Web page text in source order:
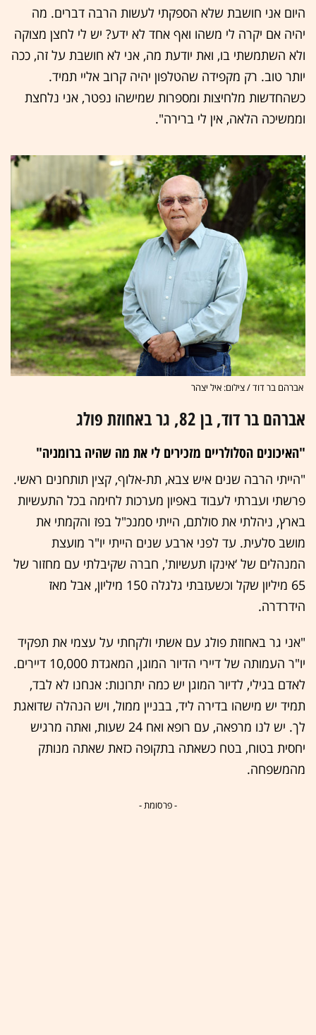
היום אני חושבת שלא הספקתי לעשות הרבה דברים. מה
יהיה אם יקרה לי משהו ואף אחד לא ידע? יש לי לחצן מצוקה
ולא השתמשתי בו, ואת יודעת מה, אני לא חושבת על זה, ככה
יותר טוב. רק מקפידה שהטלפון יהיה קרוב אליי תמיד.
כשהחדשות מלחיצות ומספרות שמישהו נפטר, אני נלחצת
וממשיכה הלאה, אין לי ברירה".
אברהם בר דוד / צילום: איל יצהר
אברהם בר דוד, בן 82, גר באחוזת פולג
"האיכונים הסלולריים מזכירים לי את מה שהיה ברומניה"
"הייתי הרבה שנים איש צבא, תת-אלוף, קצין תותחנים ראשי.
פרשתי ועברתי לעבוד באפיון מערכות לחימה בכל התעשיות
בארץ, ניהלתי את סולתם, הייתי סמנכ"ל בפז והקמתי את
מושב סלעית. עד לפני ארבע שנים הייתי יו"ר מועצת
המנהלים של ‘אינקו תעשיות', חברה שקיבלתי עם מחזור של
65 מיליון שקל וכשעזבתי גלגלה 150 מיליון, אבל מאז
הידרדרה.
"אני גר באחוזת פולג עם אשתי ולקחתי על עצמי את תפקיד
יו"ר העמותה של דיירי הדיור המוגן, המאגדת 10,000 דיירים.
לאדם בגילי, לדיור המוגן יש כמה יתרונות: אנחנו לא לבד,
תמיד יש מישהו בדירה ליד, בבניין ממול, ויש הנהלה שדואגת
לך. יש לנו מרפאה, עם רופא ואח 24 שעות, ואתה מרגיש
יחסית בטוח, בטח כשאתה בתקופה כזאת שאתה מנותק
מהמשפחה.
- פרסומת -